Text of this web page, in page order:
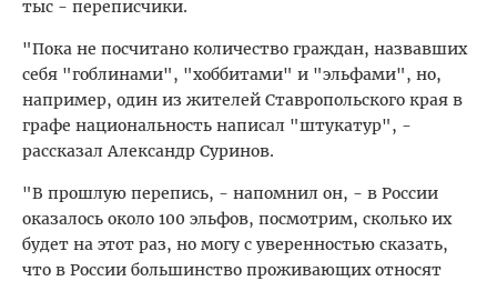
тыс - переписчики.
"Пока не посчитано количество граждан, назвавших
себя "гоблинами", "хоббитами" и "эльфами", но,
например, один из жителей Ставропольского края в
графе национальность написал "штукатур", -
рассказал Александр Суринов.
"В прошлую перепись, - напомнил он, - в России
оказалось около 100 эльфов, посмотрим, сколько их
будет на этот раз, но могу с уверенностью сказать,
что в России большинство проживающих относят